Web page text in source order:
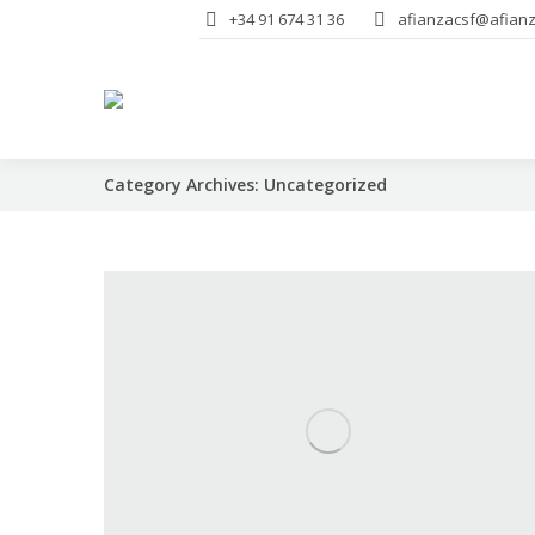
+34 91 674 31 36
Category Archives: Uncategorized